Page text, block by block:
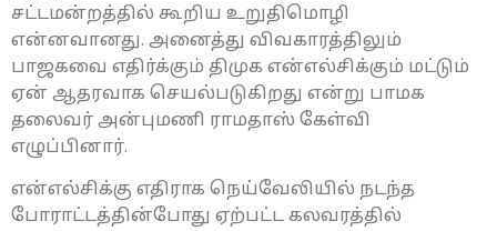
சட்டமன்றத்தில் கூறிய உறுதிமொழி
என்னவானது. அனைத்து விவகாரத்திலும்
பாஜகவை எதிர்க்கும் திமுக என்எல்சிக்கும் மட்டும்
ஏன் ஆதரவாக செயல்படுகிறது என்று பாமக
தலைவர் அன்புமணி ராமதாஸ் கேள்வி
எழுப்பினார்.
என்எல்சிக்கு எதிராக நெய்வேலியில் நடந்த
போராட்டத்தின்போது ஏற்பட்ட கலவரத்தில்